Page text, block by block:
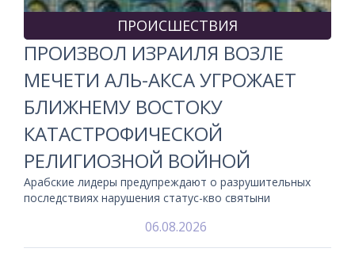
ПРОИСШЕСТВИЯ
ПРОИЗВОЛ ИЗРАИЛЯ ВОЗЛЕ
МЕЧЕТИ АЛЬ-АКСА УГРОЖАЕТ
БЛИЖНЕМУ ВОСТОКУ
КАТАСТРОФИЧЕСКОЙ
РЕЛИГИОЗНОЙ ВОЙНОЙ
Арабские лидеры предупреждают о разрушительных
последствиях нарушения статус-кво святыни
06.08.2026